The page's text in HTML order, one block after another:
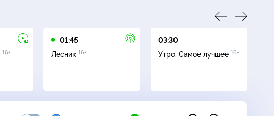
16+
01:45
Лесник 16+
03:30
Утро. Самое лучшее 16+